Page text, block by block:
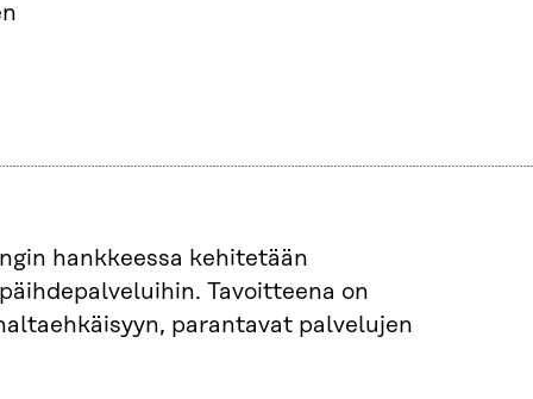
hankkeessa kehitetään
Tavoitteena on
parantavat palvelujen